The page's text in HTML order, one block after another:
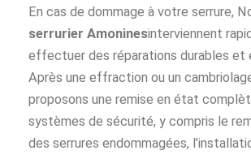
En cas de dommage à votre serrure,
serrurier Amoninesinterviennent
effectuer des réparations durables et
Après une effraction ou un
proposons une remise en état
systèmes de sécurité, y compris le
des serrures endommagées,